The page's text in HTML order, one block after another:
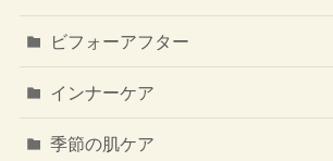
ビフォーアフター
インナーケア
季節の肌ケア